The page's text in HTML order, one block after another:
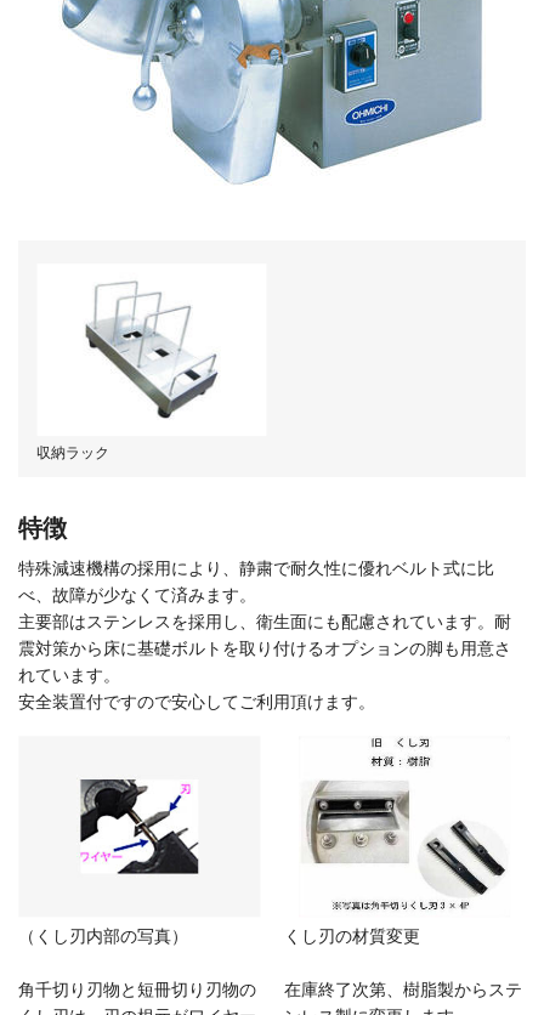
収納ラック
特徴
特殊減速機構の採用により、静粛で耐久性に優れベルト式に比
べ、故障が少なくて済みます。
主要部はステンレスを採用し、衛生面にも配慮されています。耐
震対策から床に基礎ボルトを取り付けるオプションの脚も用意さ
れています。
安全装置付ですので安心してご利用頂けます。
（くし刃内部の写真）
角千切り刃物と短冊切り刃物の
くし刃の材質変更
在庫終了次第、樹脂製からステ